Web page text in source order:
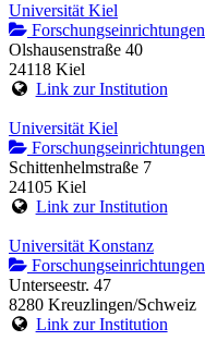
Universität Kiel
Forschungseinrichtungen
Olshausenstraße 40
24118 Kiel
Link zur Institution
Universität Kiel
Forschungseinrichtungen
Schittenhelmstraße 7
24105 Kiel
Link zur Institution
Universität Konstanz
Forschungseinrichtungen
Unterseestr. 47
8280 Kreuzlingen/Schweiz
Link zur Institution